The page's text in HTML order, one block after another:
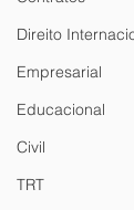
Direito
Empresarial
Educacional
Civil
TRT